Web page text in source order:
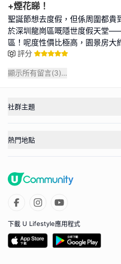
+煙花睇！
聖誕節想去度假，但係周圍都
於深圳龍崗區嘅隱世度假天堂
區！呢度性價比極高，園景房
評分
顯示所有留言(3)...
社群主題
熱門地點
下載 U Lifestyle應用程式